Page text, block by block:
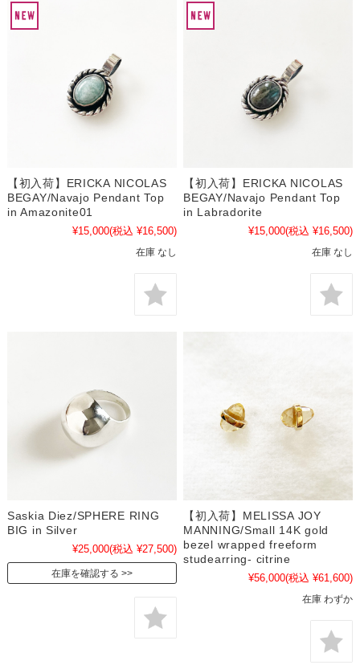
【初入荷】ERICKA NICOLAS
BEGAY/Navajo Pendant Top
in Amazonite01
¥15,000(税込 ¥16,500)
在庫 なし
【初入荷】ERICKA NICOLAS
BEGAY/Navajo Pendant Top
in Labradorite
¥15,000(税込 ¥16,500)
在庫 なし
Saskia Diez/SPHERE RING
BIG in Silver
¥25,000(税込 ¥27,500)
在庫を確認する
【初入荷】MELISSA JOY
MANNING/Small 14K gold
bezel wrapped freeform
studearring- citrine
¥56,000(税込 ¥61,600)
在庫 わずか